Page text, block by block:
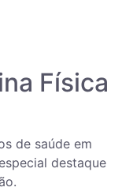
Física
de saúde em
destaque